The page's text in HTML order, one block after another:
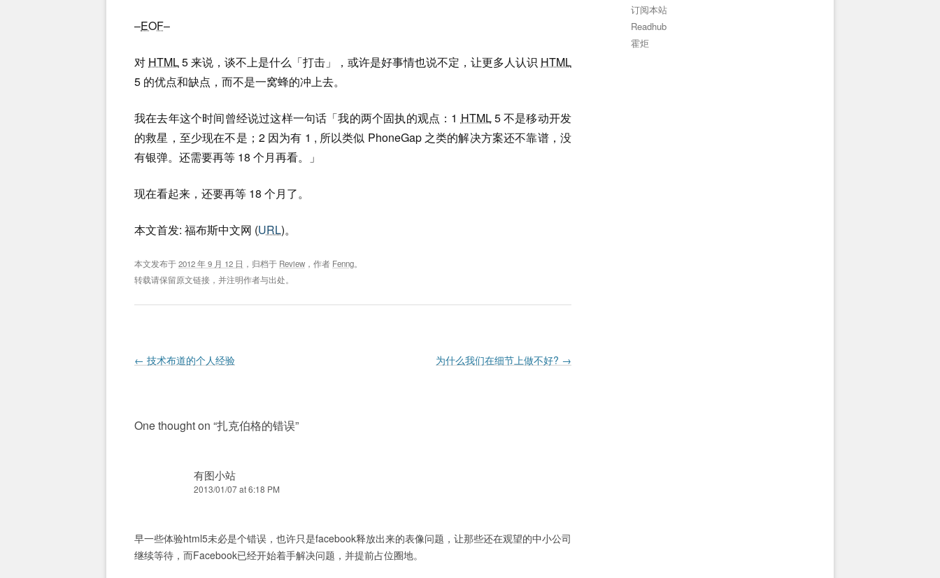
–EOF–
对 HTML5 来说，谈不上是什么「打击」，或许是好事情也说不定，让更多人认识 HTML
5 的优点和缺点，而不是一窝蜂的冲上去。
我在去年这个时间曾经说过这样一句话「我的两个固执的观点：1 HTML5 不是移动开发
的救星，至少现在不是；2 因为有 1 , 所以类似 PhoneGap 之类的解决方案还不靠谱，没
有银弹。还需要再等 18 个月再看。」
现在看起来，还要再等 18 个月了。
本文首发: 福布斯中文网 (URL)。
本文发布于2012 年 9 月 12 日 ，归档于 Review ，作者 Fenng。
转载请保留原文链接，并注明作者与出处。
Post navigation
← 技术布道的个人经验 为什么我们在细节上做不好? →
One thought on “扎克伯格的错误”
有图小站
2013/01/07 at 6:18 PM
早一些体验html5未必是个错误，也许只是facebook释放出来的表像问题，让那些还在观望的中小公司
继续等待，而Facebook已经开始着手解决问题，并提前占位圈地。
订阅本站
Readhub
霍炬